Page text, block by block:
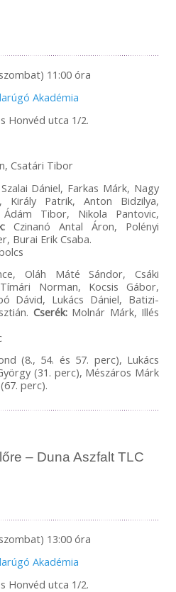
11:00 óra
Akadémia
Honvéd utca 1/2.
Csatári Tibor
Dániel, Farkas Márk, Nagy
Király Patrik, Anton Bidzilya,
Tibor, Nikola Pantovic,
Czinanó Antal Áron, Polényi
Burai Erik Csaba.
Oláh Máté Sándor, Csáki
Norman, Kocsis Gábor,
Dávid, Lukács Dániel, Batizi-
Cserék:Molnár Márk, Illés
(8., 54. és 57. perc), Lukács
(31. perc), Mészáros Márk
perc).
– Duna Aszfalt TLC
13:00 óra
Akadémia
Honvéd utca 1/2.